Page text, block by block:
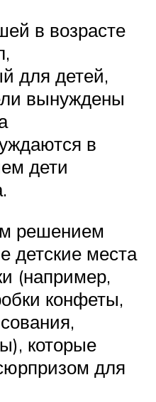
в возрасте
для детей,
вынуждены
в
дети
решением
детские места
(например,
конфеты,
которые
для